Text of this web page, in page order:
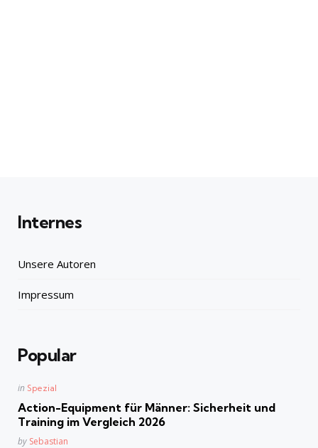
Internes
Unsere Autoren
Impressum
Popular
Posted
in Spezial
Action-Equipment für Männer: Sicherheit und
Training im Vergleich 2026
Posted
by Sebastian